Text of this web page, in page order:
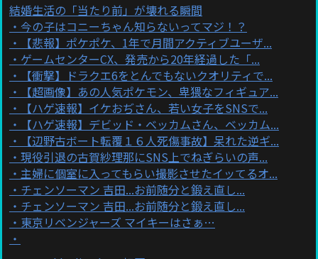
結婚生活の「当たり前」が壊れる瞬間
今の子はコニーちゃん知らないってマジ！？
【悲報】ポケポケ、1年で月間アクティブユーザ...
ゲームセンターCX、発売から20年経過した「...
【衝撃】ドラクエ6をとんでもないクオリティで...
【超画像】あの人気ポケモン、卑猥なフィギュア...
【ハゲ速報】イケおぢさん、若い女子をSNSで...
【ハゲ速報】デビッド・ベッカムさん、ベッカム...
【辺野古ボート転覆１６人死傷事故】呆れた逆ギ...
現役引退の古賀紗理那にSNS上でねぎらいの声...
主婦に個室に入ってもらい撮影させたイッてるオ...
チェンソーマン 吉田...お前随分と鍛え直し...
チェンソーマン 吉田...お前随分と鍛え直し...
東京リベンジャーズ マイキーはさぁ…